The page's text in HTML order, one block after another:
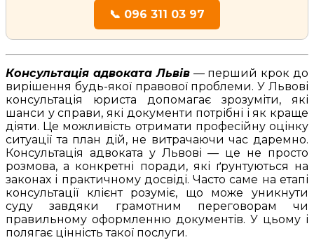
📞 096 311 03 97
Консультація адвоката Львів— перший крок до
вирішення будь-якої правової проблеми. У Львові
консультація юриста допомагає зрозуміти, які
шанси у справи, які документи потрібні і як краще
діяти. Це можливість отримати професійну оцінку
ситуації та план дій, не витрачаючи час даремно.
Консультація адвоката у Львові — це не просто
розмова, а конкретні поради, які ґрунтуються на
законах і практичному досвіді. Часто саме на етапі
консультації клієнт розуміє, що може уникнути
суду завдяки грамотним переговорам чи
правильному оформленню документів. У цьому і
полягає цінність такої послуги.